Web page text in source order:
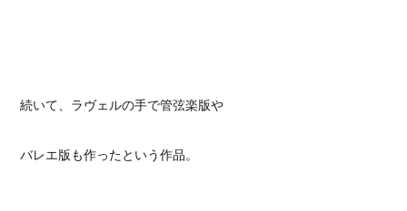
続いて、ラヴェルの手で管弦楽版や
バレエ版も作ったという作品。